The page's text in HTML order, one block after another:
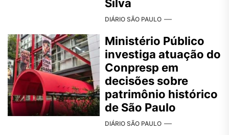
Silva
DIÁRIO SÃO PAULO
Ministério Público
investiga atuação do
Conpresp em
decisões sobre
patrimônio histórico
de São Paulo
DIÁRIO SÃO PAULO